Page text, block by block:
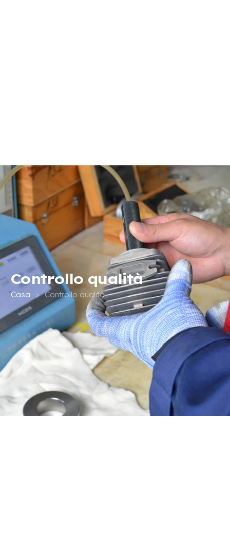
Controllo qualità
Casa > Controllo qualità